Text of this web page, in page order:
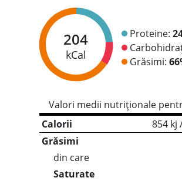
204
kCal
Proteine:
Grăsimi:
Valori medii nutriționale
Calorii
854 kj
Grăsimi
din care
Saturate